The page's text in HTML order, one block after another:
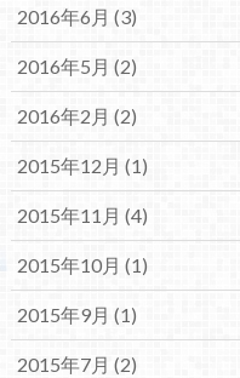
2016年6月 (3)
2016年5月 (2)
2016年2月 (2)
2015年12月 (1)
2015年11月 (4)
2015年10月 (1)
2015年9月 (1)
2015年7月 (2)